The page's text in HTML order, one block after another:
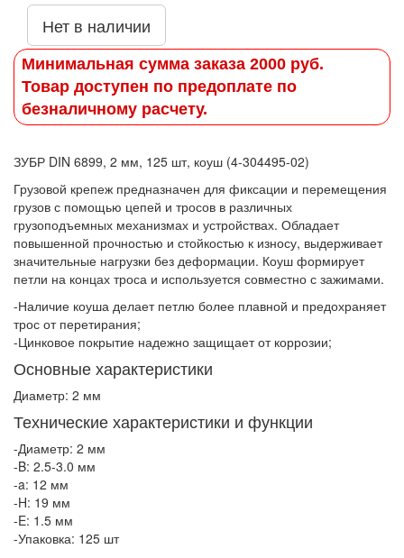
Нет в наличии
Минимальная сумма заказа 2000 руб.
Товар доступен по предоплате по
безналичному расчету.
ЗУБР DIN 6899, 2 мм, 125 шт, коуш (4-304495-02)
Грузовой крепеж предназначен для фиксации и перемещения
грузов с помощью цепей и тросов в различных
грузоподъемных механизмах и устройствах. Обладает
повышенной прочностью и стойкостью к износу, выдерживает
значительные нагрузки без деформации. Коуш формирует
петли на концах троса и используется совместно с зажимами.
-Наличие коуша делает петлю более плавной и предохраняет
трос от перетирания;
-Цинковое покрытие надежно защищает от коррозии;
Основные характеристики
Диаметр: 2 мм
Технические характеристики и функции
-Диаметр: 2 мм
-B: 2.5-3.0 мм
-a: 12 мм
-H: 19 мм
-E: 1.5 мм
-Упаковка: 125 шт